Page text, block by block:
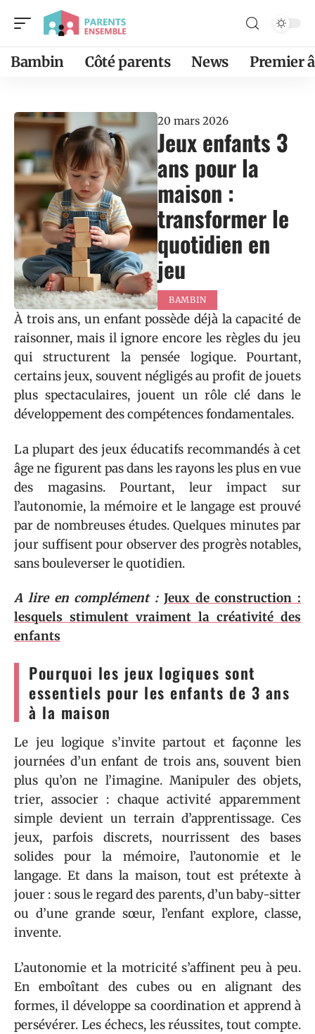
Bambin Côté parents News Premier
20 mars 2026
Jeux enfants 3
ans pour la
maison :
transformer le
quotidien en
jeu
BAMBIN
À trois ans, un enfant possède déjà la capacité de
raisonner, mais il ignore encore les règles du jeu
qui structurent la pensée logique. Pourtant,
certains jeux, souvent négligés au profit de jouets
plus spectaculaires, jouent un rôle clé dans le
développement des compétences fondamentales.
La plupart des jeux éducatifs recommandés à cet
âge ne figurent pas dans les rayons les plus en vue
des magasins. Pourtant, leur impact sur
l’autonomie, la mémoire et le langage est prouvé
par de nombreuses études. Quelques minutes par
jour suffisent pour observer des progrès notables,
sans bouleverser le quotidien.
A lire en complément : Jeux de construction :
lesquels stimulent vraiment la créativité des
enfants
Pourquoi les jeux logiques sont
essentiels pour les enfants de 3 ans
à la maison
Le jeu logique s’invite partout et façonne les
journées d’un enfant de trois ans, souvent bien
plus qu’on ne l’imagine. Manipuler des objets,
trier, associer : chaque activité apparemment
simple devient un terrain d’apprentissage. Ces
jeux, parfois discrets, nourrissent des bases
solides pour la mémoire, l’autonomie et le
langage. Et dans la maison, tout est prétexte à
jouer : sous le regard des parents, d’un baby-sitter
ou d’une grande sœur, l’enfant explore, classe,
invente.
L’autonomie et la motricité s’affinent peu à peu.
En emboîtant des cubes ou en alignant des
formes, il développe sa coordination et apprend à
persévérer. Les échecs, les réussites, tout compte.